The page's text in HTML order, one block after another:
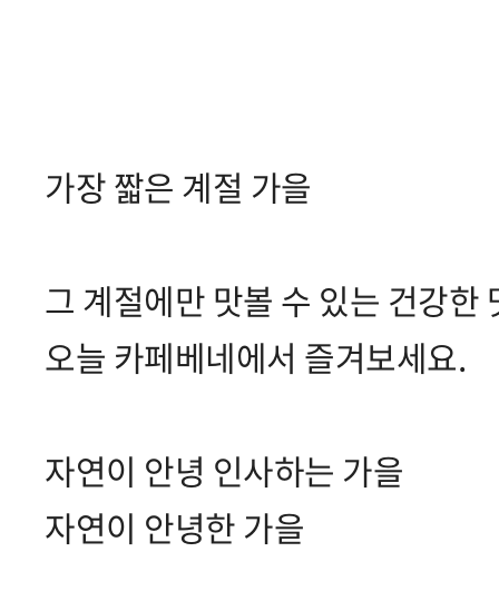
가장 짧은 계절 가을
그 계절에만 맛볼 수 있는 건강한
오늘 카페베네에서 즐겨보세요.
자연이 안녕 인사하는 가을
자연이 안녕한 가을